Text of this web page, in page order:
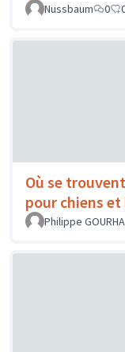
Nussbaum 0
Où se
pour chiens et
Philippe